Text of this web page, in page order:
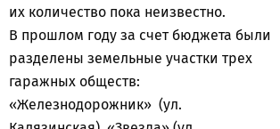
их количество пока неизвестно.
В прошлом году за счет бюджета были
разделены земельные участки трех
гаражных обществ:
«Железнодорожник» (ул.